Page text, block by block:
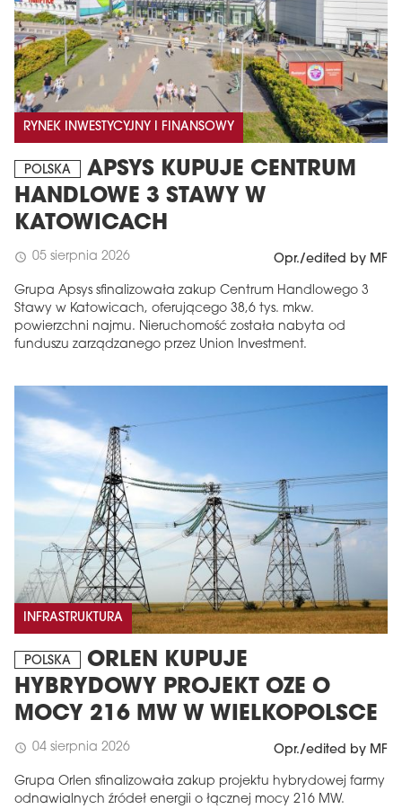
RYNEK INWESTYCYJNY I FINANSOWY
POLSKA
APSYS KUPUJE CENTRUM
HANDLOWE 3 STAWY W
KATOWICACH
schedule 05 sierpnia 2026 Opr./edited by MF
Grupa Apsys sfinalizowała zakup Centrum Handlowego 3
Stawy w Katowicach, oferującego 38,6 tys. mkw.
powierzchni najmu. Nieruchomość została nabyta od
funduszu zarządzanego przez Union Investment.
INFRASTRUKTURA
POLSKA
ORLEN KUPUJE
HYBRYDOWY PROJEKT OZE O
MOCY 216 MW W WIELKOPOLSCE
schedule 04 sierpnia 2026 Opr./edited by MF
Grupa Orlen sfinalizowała zakup projektu hybrydowej farmy
odnawialnych źródeł energii o łącznej mocy 216 MW.